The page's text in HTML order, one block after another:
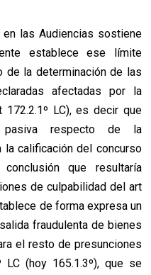
en las Audiencias sostiene
establece ese límite
de la determinación de las
afectadas por la
172.2.1º LC), es decir que
respecto de la
la calificación del concurso
que resultaría
de culpabilidad del art
de forma expresa un
fraudulenta de bienes
el resto de presunciones
(hoy 165.1.3º), que se